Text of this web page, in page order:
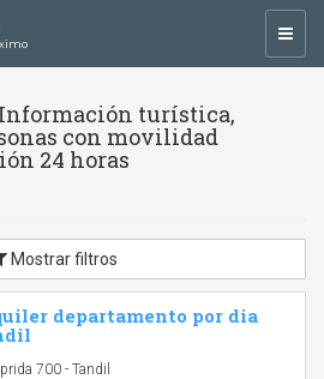
turística,
con movilidad
24 horas
Mostrar filtros
departamento por dia
700 - Tandil